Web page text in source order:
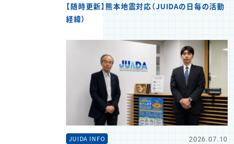
【随時更新】熊本地震対応（JUIDAの日毎の活動
経緯）
JUIDA INFO 2026.07.10